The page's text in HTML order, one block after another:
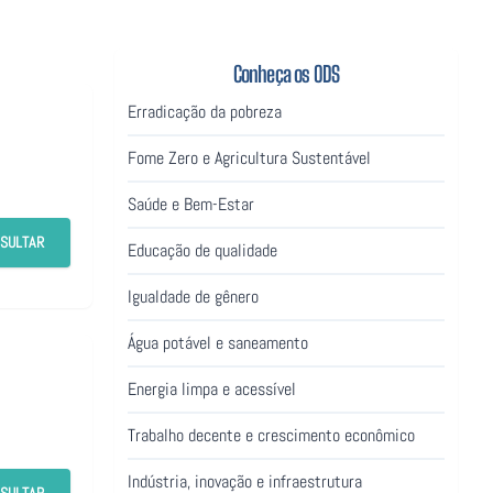
Conheça os ODS
Erradicação da pobreza
Fome Zero e Agricultura Sustentável
Saúde e Bem-Estar
Educação de qualidade
Igualdade de gênero
Água potável e saneamento
Energia limpa e acessível
Trabalho decente e crescimento econômico
Indústria, inovação e infraestrutura